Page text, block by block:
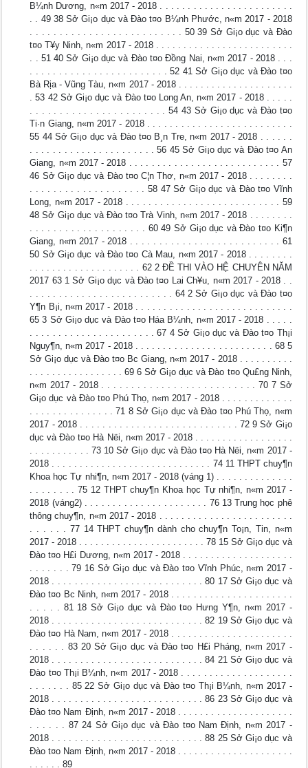
B¼nh Dương, n«m 2017 - 2018 . . . . . . . . . . . . . . . . . . . . . . . .
. . 49 38 Sở Gi¡o dục và Đào t¤o B¼nh Phước, n«m 2017 - 2018
. . . . . . . . . . . . . . . . . . . . . . . . . . 50 39 Sở Gi¡o dục và Đào
t¤o T¥y Ninh, n«m 2017 - 2018 . . . . . . . . . . . . . . . . . . . . . . . . .
. . 51 40 Sở Gi¡o dục và Đào t¤o Đồng Nai, n«m 2017 - 2018 . . .
. . . . . . . . . . . . . . . . . . . . . . . . 52 41 Sở Gi¡o dục và Đào t¤o
Bà Rịa - Vũng Tàu, n«m 2017 - 2018 . . . . . . . . . . . . . . . . . . . . .
. 53 42 Sở Gi¡o dục và Đào t¤o Long An, n«m 2017 - 2018 . . . . .
. . . . . . . . . . . . . . . . . . . . . . . 54 43 Sở Gi¡o dục và Đào t¤o
Ti·n Giang, n«m 2017 - 2018 . . . . . . . . . . . . . . . . . . . . . . . . . .
55 44 Sở Gi¡o dục và Đào t¤o B¸n Tre, n«m 2017 - 2018 . . . . . .
. . . . . . . . . . . . . . . . . . . . . . 56 45 Sở Gi¡o dục và Đào t¤o An
Giang, n«m 2017 - 2018 . . . . . . . . . . . . . . . . . . . . . . . . . . . 57
46 Sở Gi¡o dục và Đào t¤o C¦n Thơ, n«m 2017 - 2018 . . . . . . . .
. . . . . . . . . . . . . . . . . . . . 58 47 Sở Gi¡o dục và Đào t¤o Vĩnh
Long, n«m 2017 - 2018 . . . . . . . . . . . . . . . . . . . . . . . . . . . 59
48 Sở Gi¡o dục và Đào t¤o Trà Vinh, n«m 2017 - 2018 . . . . . . . .
. . . . . . . . . . . . . . . . . . . . 60 49 Sở Gi¡o dục và Đào t¤o Ki¶n
Giang, n«m 2017 - 2018 . . . . . . . . . . . . . . . . . . . . . . . . . . 61
50 Sở Gi¡o dục và Đào t¤o Cà Mau, n«m 2017 - 2018 . . . . . . . .
. . . . . . . . . . . . . . . . . . . . 62 2 ĐỀ THI VÀO HỆ CHUYÊN NĂM
2017 63 1 Sở Gi¡o dục và Đào t¤o Lai Ch¥u, n«m 2017 - 2018 . .
. . . . . . . . . . . . . . . . . . . . . . . . . 64 2 Sở Gi¡o dục và Đào t¤o
Y¶n B¡i, n«m 2017 - 2018 . . . . . . . . . . . . . . . . . . . . . . . . . . . .
65 3 Sở Gi¡o dục và Đào t¤o Háa B¼nh, n«m 2017 - 2018 . . . . .
. . . . . . . . . . . . . . . . . . . . . . 67 4 Sở Gi¡o dục và Đào t¤o Th¡i
Nguy¶n, n«m 2017 - 2018 . . . . . . . . . . . . . . . . . . . . . . . . . 68 5
Sở Gi¡o dục và Đào t¤o B­c Giang, n«m 2017 - 2018 . . . . . . . . . .
. . . . . . . . . . . . . . . . . 69 6 Sở Gi¡o dục và Đào t¤o Qu£ng Ninh,
n«m 2017 - 2018 . . . . . . . . . . . . . . . . . . . . . . . . . . 70 7 Sở
Gi¡o dục và Đào t¤o Phú Thọ, n«m 2017 - 2018 . . . . . . . . . . . . .
. . . . . . . . . . . . . . . 71 8 Sở Gi¡o dục và Đào t¤o Phú Thọ, n«m
2017 - 2018 . . . . . . . . . . . . . . . . . . . . . . . . . . . . 72 9 Sở Gi¡o
dục và Đào t¤o Hà Nëi, n«m 2017 - 2018 . . . . . . . . . . . . . . . . . .
. . . . . . . . . . . 73 10 Sở Gi¡o dục và Đào t¤o Hà Nëi, n«m 2017 -
2018 . . . . . . . . . . . . . . . . . . . . . . . . . . . . . 74 11 THPT chuy¶n
Khoa học Tự nhi¶n, n«m 2017 - 2018 (váng 1) . . . . . . . . . . . . . .
. . . . . . . . 75 12 THPT chuy¶n Khoa học Tự nhi¶n, n«m 2017 -
2018 (váng2) . . . . . . . . . . . . . . . . . . . . . . 76 13 Trung học phê
thông chuy¶n, n«m 2017 - 2018 . . . . . . . . . . . . . . . . . . . . . . . .
. . . . . . 77 14 THPT chuy¶n dành cho chuy¶n To¡n, Tin, n«m
2017 - 2018 . . . . . . . . . . . . . . . . . . . . . . . 78 15 Sở Gi¡o dục và
Đào t¤o H£i Dương, n«m 2017 - 2018 . . . . . . . . . . . . . . . . . . . .
. . . . . . . 79 16 Sở Gi¡o dục và Đào t¤o Vĩnh Phúc, n«m 2017 -
2018 . . . . . . . . . . . . . . . . . . . . . . . . . . . 80 17 Sở Gi¡o dục và
Đào t¤o B­c Ninh, n«m 2017 - 2018 . . . . . . . . . . . . . . . . . . . . . .
. . . . . 81 18 Sở Gi¡o dục và Đào t¤o Hưng Y¶n, n«m 2017 -
2018 . . . . . . . . . . . . . . . . . . . . . . . . . . . 82 19 Sở Gi¡o dục và
Đào t¤o Hà Nam, n«m 2017 - 2018 . . . . . . . . . . . . . . . . . . . . . .
. . . . . . 83 20 Sở Gi¡o dục và Đào t¤o H£i Pháng, n«m 2017 -
2018 . . . . . . . . . . . . . . . . . . . . . . . . . . . 84 21 Sở Gi¡o dục và
Đào t¤o Th¡i B¼nh, n«m 2017 - 2018 . . . . . . . . . . . . . . . . . . . .
. . . . . . . 85 22 Sở Gi¡o dục và Đào t¤o Th¡i B¼nh, n«m 2017 -
2018 . . . . . . . . . . . . . . . . . . . . . . . . . . . 86 23 Sở Gi¡o dục và
Đào t¤o Nam Định, n«m 2017 - 2018 . . . . . . . . . . . . . . . . . . . . .
. . . . . . 87 24 Sở Gi¡o dục và Đào t¤o Nam Định, n«m 2017 -
2018 . . . . . . . . . . . . . . . . . . . . . . . . . . . 88 25 Sở Gi¡o dục và
Đào t¤o Nam Định, n«m 2017 - 2018 . . . . . . . . . . . . . . . . . . . . .
. . . . . . 89